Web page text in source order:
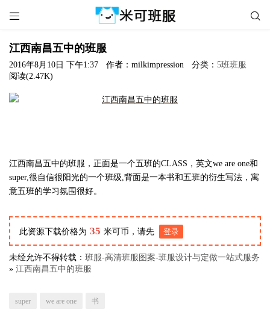
 
江西南昌五中的班服
2016年8月10日 下午1:37 作者：milkimpression 分类： 5班班服
阅读(2.47K)
江西南昌五中的班服，正面是一个五班的CLASS，英文we are one和
super,很自信很阳光的一个班级,背面是一本书和五班的衍生写法，寓
意五班的学习氛围很好。
此资源下载价格为 35 米可币，请先 登录
未经允许不得转载： 班服-高清班服图案-班服设计与定做一站式服务
» 江西南昌五中的班服
super we are one 书